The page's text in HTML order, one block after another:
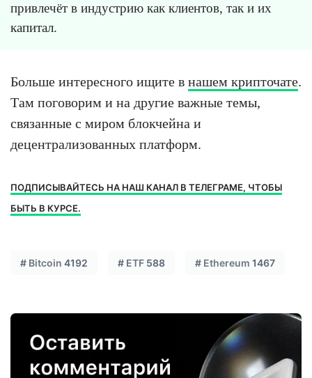
привлечёт в индустрию как клиентов, так и их
капитал.
Больше интересного ищите в нашем крипточате.
Там поговорим и на другие важные темы,
связанные с миром блокчейна и
децентрализованных платформ.
ПОДПИСЫВАЙТЕСЬ НА НАШ КАНАЛ В ТЕЛЕГРАМЕ, ЧТОБЫ
БЫТЬ В КУРСЕ.
# Bitcoin 4192 # ETF 588 # Ethereum 1467